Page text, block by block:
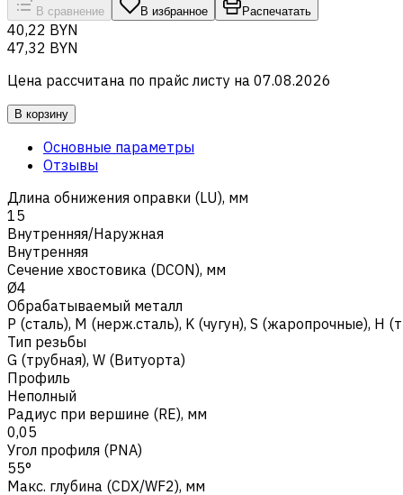
В сравнение В избранное Распечатать
40,22 BYN
47,32 BYN
Цена рассчитана по прайс листу на 07.08.2026
В корзину
Основные параметры
Отзывы
Длина обнижения оправки (LU), мм
15
Внутренняя/Наружная
Внутренняя
Сечение хвостовика (DCON), мм
Ø4
Обрабатываемый металл
Р (сталь), M (нерж.сталь), K (чугун), S (жаропрочные), H
Тип резьбы
G (трубная), W (Витуорта)
Профиль
Неполный
Радиус при вершине (RE), мм
0,05
Угол профиля (PNA)
55°
Макс. глубина (CDX/WF2), мм